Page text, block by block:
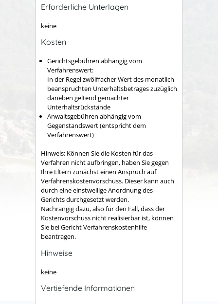
Erforderliche Unterlagen
keine
Kosten
Gerichtsgebühren abhängig vom
Verfahrenswert:
In der Regel zwölffacher Wert des monatlich
beanspruchten Unterhaltsbetrages zuzüglich
daneben geltend gemachter
Unterhaltsrückstände
Anwaltsgebühren abhängig vom
Gegenstandswert (entspricht dem
Verfahrenswert)
Hinweis: Können Sie die Kosten für das
Verfahren nicht aufbringen, haben Sie gegen
Ihre Eltern zunächst einen Anspruch auf
Verfahrenskostenvorschuss. Dieser kann auch
durch eine einstweilige Anordnung des
Gerichts durchgesetzt werden.
Nachrangig dazu, also für den Fall, dass der
Kostenvorschuss nicht realisierbar ist, können
Sie bei Gericht Verfahrenskostenhilfe
beantragen.
Hinweise
keine
Vertiefende Informationen